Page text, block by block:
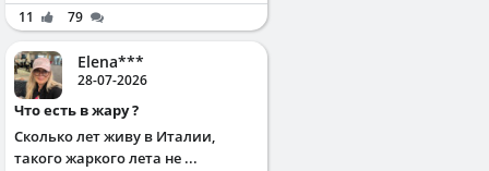
11 79
Elena***
28-07-2026
Что есть в жару ?
Сколько лет живу в Италии,
такого жаркого лета не ...